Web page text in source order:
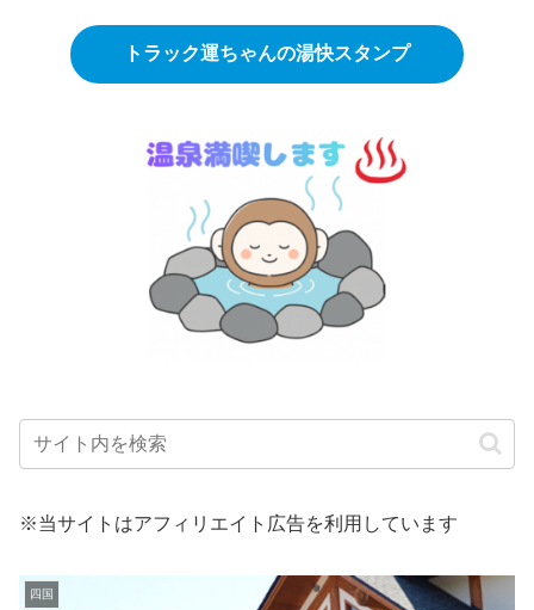
トラック運ちゃんの湯快スタンプ
※当サイトはアフィリエイト広告を利用しています
四国